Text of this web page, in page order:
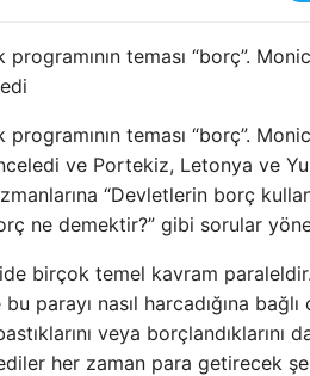
teması “borç”.
programının teması “borç”.
ve Portekiz, Letonya ve
“Devletlerin borç
ne demektir?” gibi sorular
birçok temel kavram
parayı nasıl harcadığına
veya
her zaman para getirecek